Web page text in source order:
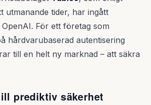
utmanande tider, har ingått
För ett företag som
hårdvarubaserad autentisering
till en helt ny marknad – att säkra
prediktiv säkerhet